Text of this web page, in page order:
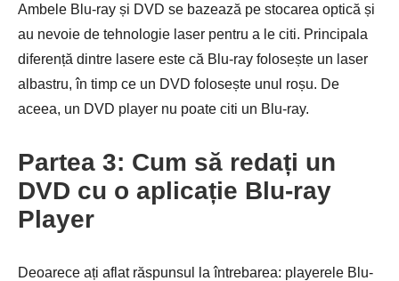
Ambele Blu-ray și DVD se bazează pe stocarea optică și
au nevoie de tehnologie laser pentru a le citi. Principala
diferență dintre lasere este că Blu-ray folosește un laser
albastru, în timp ce un DVD folosește unul roșu. De
aceea, un DVD player nu poate citi un Blu-ray.
Partea 3: Cum să redați un
DVD cu o aplicație Blu-ray
Player
Deoarece ați aflat răspunsul la întrebarea: playerele Blu-